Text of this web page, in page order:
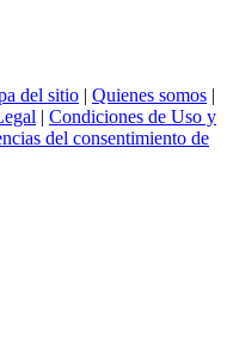
del sitio | Quienes somos |
| Condiciones de Uso y
del consentimiento de